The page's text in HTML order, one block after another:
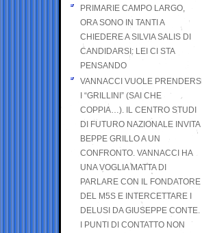
PRIMARIE CAMPO LARGO,
ORA SONO IN TANTI A
CHIEDERE A SILVIA SALIS DI
CANDIDARSI: LEI CI STA
PENSANDO
VANNACCI VUOLE PRENDERSI
I “GRILLINI” (SAI CHE
COPPIA…). IL CENTRO STUDI
DI FUTURO NAZIONALE INVITA
BEPPE GRILLO A UN
CONFRONTO. VANNACCI HA
UNA VOGLIA MATTA DI
PARLARE CON IL FONDATORE
DEL M5S E INTERCETTARE I
DELUSI DA GIUSEPPE CONTE.
I PUNTI DI CONTATTO NON